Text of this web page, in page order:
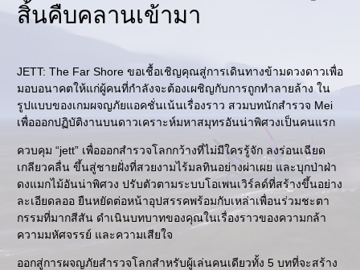
สิ้นคืบคลานเข้ามา
JETT: The Far Shore ขอเชื้อเชิญคุณสู่การเดินทางข้ามดวงดาวเพื่อ
มอบอนาคตให้แก่ผู้คนที่กำลังจะต้องเผชิญกับการถูกทำลายล้าง ใน
รูปแบบของเกมผจญภัยแอคชั่นเน้นเรื่องราว สวมบทนักสำรวจ Mei
เพื่อออกปฏิบัติงานบนดาวเคราะห์มหาสมุทรอันน่าพิศวงเป็นคนแรก
ควบคุม “jett” เพื่อออกสำรวจโลกกว้างที่ไม่มีใครรู้จัก ลงร่อนเฉียด
เกลียวคลื่น ขึ้นสู่ชายฝั่งที่สวยงามไร้มลทินอย่างผ่าเผย และบุกป่าฝ่า
ดงแมกไม้อันน่าพิศวง ปรับตัวตามระบบโอเพนเวิร์ลด์ที่สร้างขึ้นอย่าง
ละเอียดลออ ยืนหยัดต่อหน้าอุปสรรคพร้อมกับเหล่าเพื่อนร่วมชะตา
กรรมที่มากสีสัน ดำเนินบทบาทของคุณในเรื่องราวของความกล้า
ความมหัศจรรย์ และความเสียใจ
ออกสู่การผจญภัยสำรวจโลกสำหรับผู้เล่นคนเดียวทั้ง 5 บทที่จะสร้าง